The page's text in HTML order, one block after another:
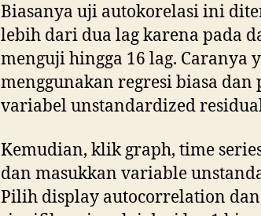
Biasanya uji autokorelasi ini
lebih dari dua lag karena pada
menguji hingga 16 lag. Caranya
menggunakan regresi biasa dan
variabel unstandardized
Kemudian, klik graph, time
dan masukkan variable
Pilih display autocorrelation